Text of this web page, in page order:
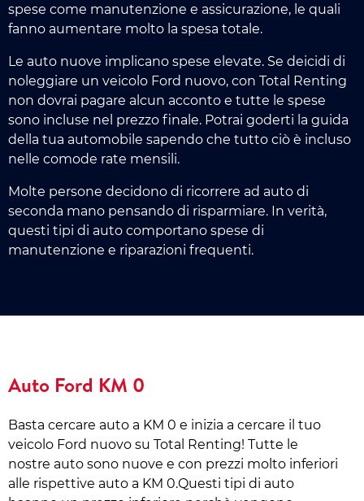
spese come manutenzione e assicurazione, le quali
fanno aumentare molto la spesa totale.
Le auto nuove implicano spese elevate. Se deicidi di
noleggiare un veicolo Ford nuovo, con Total Renting
non dovrai pagare alcun acconto e tutte le spese
sono incluse nel prezzo finale. Potrai goderti la guida
della tua automobile sapendo che tutto ciò è incluso
nelle comode rate mensili.
Molte persone decidono di ricorrere ad auto di
seconda mano pensando di risparmiare. In verità,
questi tipi di auto comportano spese di
manutenzione e riparazioni frequenti.
Auto Ford KM 0
Basta cercare auto a KM 0 e inizia a cercare il tuo
veicolo Ford nuovo su Total Renting! Tutte le
nostre auto sono nuove e con prezzi molto inferiori
alle rispettive auto a KM 0.Questi tipi di auto